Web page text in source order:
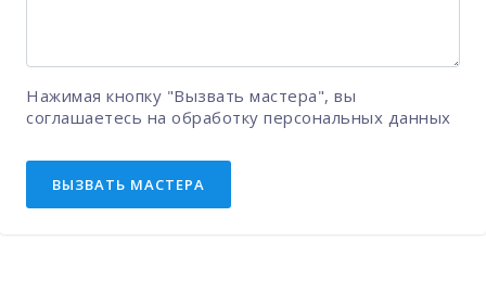
Нажимая кнопку "Вызвать мастера", вы
соглашаетесь на обработку персональных данных
ВЫЗВАТЬ МАСТЕРА